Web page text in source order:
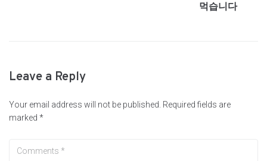
먹습니다
Leave a Reply
Your email address will not be published. Required fields are
marked *